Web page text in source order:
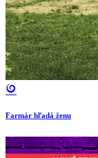
Farmár hľadá ženu